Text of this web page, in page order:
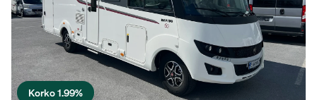
Korko 1.99%